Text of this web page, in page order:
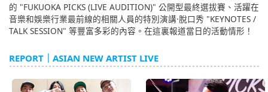
的 "FUKUOKA PICKS (LIVE AUDITION)" 公開型最終選拔賽、活躍在
音樂和娛樂行業最前線的相關人員的特別演講·脫口秀 "KEYNOTES /
TALK SESSION" 等豐富多彩的內容。在這裏報道當日的活動情形！
REPORT｜ASIAN NEW ARTIST LIVE